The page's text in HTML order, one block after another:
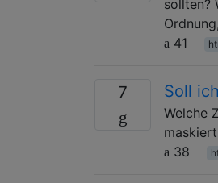
sollten?
41
7 Soll
Welche
38